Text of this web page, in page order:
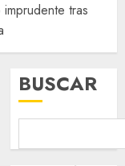
tras
BUSCAR